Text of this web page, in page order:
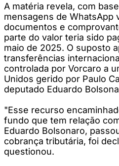
A matéria revela, com
mensagens de WhatsApp
documentos e
parte do valor teria sido
maio de 2025. O suposto
transferências
controlada por Vorcaro a
Unidos gerido por Paulo
deputado Eduardo
"Esse recurso
fundo que tem relação
Eduardo Bolsonaro,
cobrança tributária, foi
questionou.